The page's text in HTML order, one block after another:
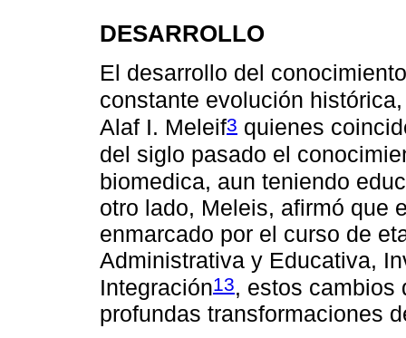
DESARROLLO
El desarrollo del
constante evolución
Alaf I. Meleif3 quienes
del siglo pasado el
biomedica, aun teniendo
otro lado, Meleis, afirmó que
enmarcado por el curso de
Administrativa y Educativa,
Integración13, estos cambios
profundas transformaciones